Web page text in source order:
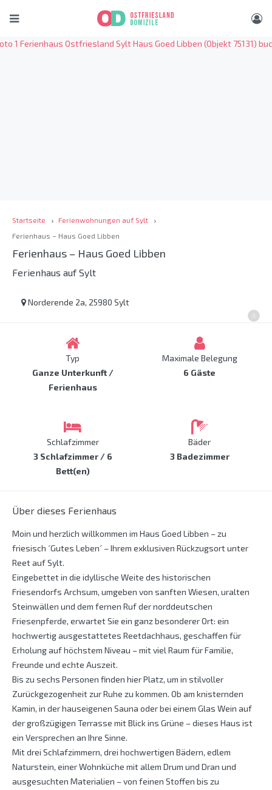
Startseite
Ferienwohnungen auf Sylt
Ferienhaus – Haus Goed Libben
Ferienhaus – Haus Goed Libben
Ferienhaus auf Sylt
Norderende 2a, 25980 Sylt
Typ
Ganze Unterkunft /
Ferienhaus
Maximale Belegung
6 Gäste
Schlafzimmer
3 Schlafzimmer / 6
Bett(en)
Bäder
3 Badezimmer
Über dieses Ferienhaus
Moin und herzlich willkommen im Haus Goed Libben – zu
friesisch ´Gutes Leben´ – Ihrem exklusiven Rückzugsort unter
Reet auf Sylt.
Eingebettet in die idyllische Weite des historischen
Friesendorfs Archsum, umgeben von sanften Wiesen, uralten
Steinwällen und dem fernen Ruf der norddeutschen
Friesenpferde, erwartet Sie ein ganz besonderer Ort: ein
hochwertig ausgestattetes Reetdachhaus, geschaffen für
Erholung auf höchstem Niveau – mit viel Raum für Familie,
Freunde und echte Auszeit.
Bis zu sechs Personen finden hier Platz, um in stilvoller
Zurückgezogenheit zur Ruhe zu kommen. Ob am knisternden
Kamin, in der hauseigenen Sauna oder bei einem Glas Wein auf
der großzügigen Terrasse mit Blick ins Grüne – dieses Haus ist
ein Versprechen an Ihre Sinne.
Mit drei Schlafzimmern, drei hochwertigen Bädern, edlem
Naturstein, einer Wohnküche mit allem Drum und Dran und
ausgesuchten Materialien – von feinen Stoffen bis zu